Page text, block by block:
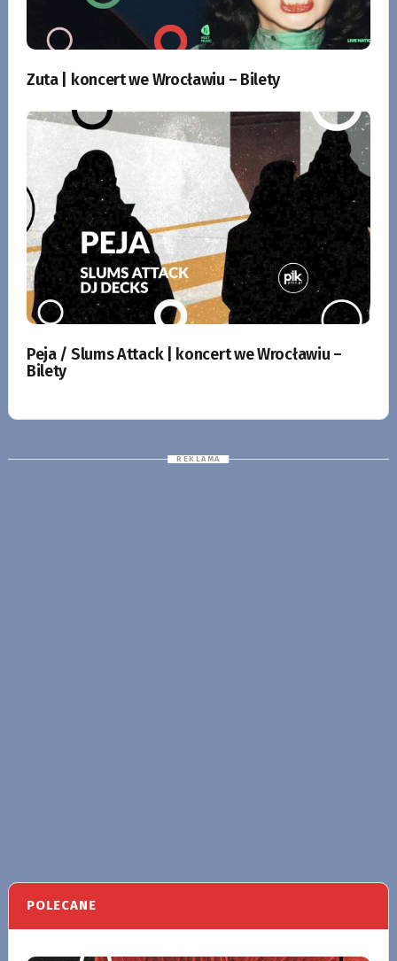
Zuta | koncert we Wrocławiu – Bilety
Peja / Slums Attack | koncert we Wrocławiu –
Bilety
POLECANE